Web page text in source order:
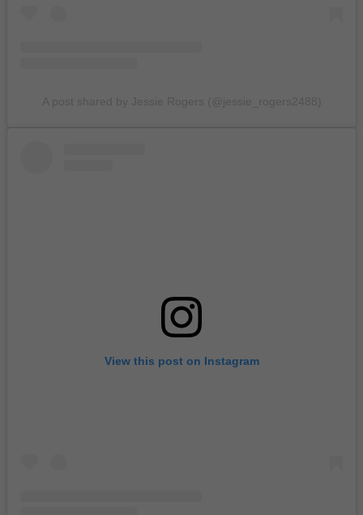
View this post on Instagram